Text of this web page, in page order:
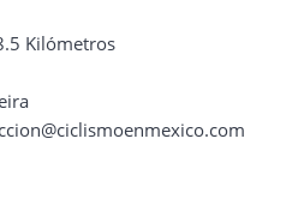
Kilómetros